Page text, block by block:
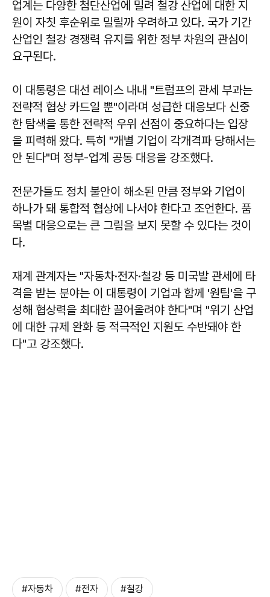
업계는 다양한 첨단산업에 밀려 철강 산업에 대한 지
원이 자칫 후순위로 밀릴까 우려하고 있다. 국가 기간
산업인 철강 경쟁력 유지를 위한 정부 차원의 관심이
요구된다.
이 대통령은 대선 레이스 내내 "트럼프의 관세 부과는
전략적 협상 카드일 뿐"이라며 성급한 대응보다 신중
한 탐색을 통한 전략적 우위 선점이 중요하다는 입장
을 피력해 왔다. 특히 "개별 기업이 각개격파 당해서는
안 된다"며 정부-업계 공동 대응을 강조했다.
전문가들도 정치 불안이 해소된 만큼 정부와 기업이
하나가 돼 통합적 협상에 나서야 한다고 조언한다. 품
목별 대응으로는 큰 그림을 보지 못할 수 있다는 것이
다.
재계 관계자는 "자동차·전자·철강 등 미국발 관세에 타
격을 받는 분야는 이 대통령이 기업과 함께 '원팀'을 구
성해 협상력을 최대한 끌어올려야 한다"며 "위기 산업
에 대한 규제 완화 등 적극적인 지원도 수반돼야 한
다"고 강조했다.
#자동차 #전자 #철강